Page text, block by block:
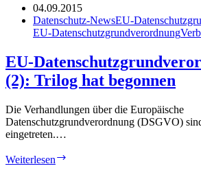
aktuell
(4):
Berufsverband
Datenschutzbeauftragten
mahnt
„Rote
Linien“
an
04.09.2015
Datenschutz-NewsEU-
EU-Datenschutzgrundverordnung
EU-
(2): Trilog hat begonnen
Die Verhandlungen über die Europäische
Datenschutzgrundverordnung (DSGVO)
eingetreten.…
Weiterlesen